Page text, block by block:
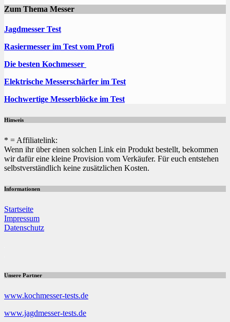
Zum Thema Messer
Jagdmesser Test
Rasiermesser im Test vom Profi
Die besten Kochmesser
Elektrische Messerschärfer im Test
Hochwertige Messerblöcke im Test
Hinweis
* = Affiliatelink:
Wenn ihr über einen solchen Link ein Produkt bestellt, bekommen
wir dafür eine kleine Provision vom Verkäufer. Für euch entstehen
selbstverständlich keine zusätzlichen Kosten.
Informationen
Startseite
Impressum
Datenschutz
Unsere Partner
www.kochmesser-tests.de
www.jagdmesser-tests.de